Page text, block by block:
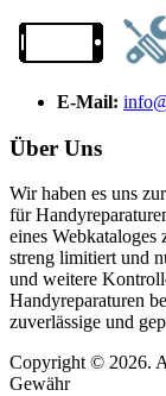
E-Mail:
Über Uns
Wir haben es uns
für
eines
streng limitiert und
und weitere
Handyreparaturen
zuverlässige und
Copyright © 2026.
Gewähr